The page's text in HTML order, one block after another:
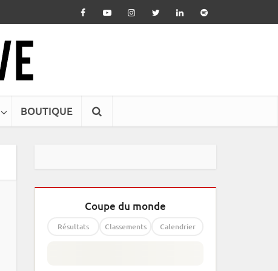
BOUTIQUE
Coupe du monde
Résultats Classements Calendrier